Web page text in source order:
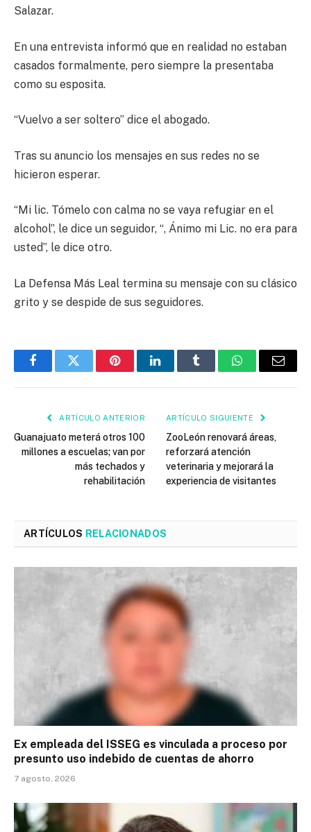
Salazar.
En una entrevista informó que en realidad no estaban
casados formalmente, pero siempre la presentaba
como su esposita.
“Vuelvo a ser soltero” dice el abogado.
Tras su anuncio los mensajes en sus redes no se
hicieron esperar.
“Mi lic. Tómelo con calma no se vaya refugiar en el
alcohol”, le dice un seguidor, “, Ánimo mi Lic. no era para
usted”, le dice otro.
La Defensa Más Leal termina su mensaje con su clásico
grito y se despide de sus seguidores.
FacebookTwitter PinterestLinkedInTumblr WhatsAppEmail
ARTÍCULO ANTERIOR
Guanajuato meterá otros 100
millones a escuelas; van por
más techados y
rehabilitación
ARTÍCULO SIGUIENTE
ZooLeón renovará áreas,
reforzará atención
veterinaria y mejorará la
experiencia de visitantes
ARTÍCULOS RELACIONADOS
Ex empleada del ISSEG es vinculada a proceso por
presunto uso indebido de cuentas de ahorro
7 agosto, 2026